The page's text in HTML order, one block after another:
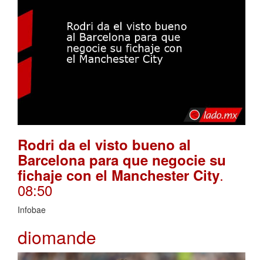
Rodri da el visto bueno al
Barcelona para que negocie su
fichaje con el Manchester City.
08:50
Infobae
diomande